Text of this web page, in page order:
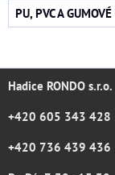
PU, PVC A
Hadice RONDO s.r.o.
+420 605 343 428
+420 736 439 436